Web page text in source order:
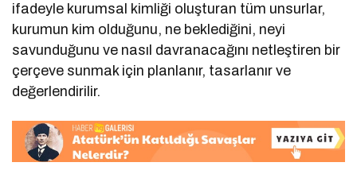
ifadeyle kurumsal kimliği oluşturan tüm unsurlar,
kurumun kim olduğunu, ne beklediğini, neyi
savunduğunu ve nasıl davranacağını netleştiren bir
çerçeve sunmak için planlanır, tasarlanır ve
değerlendirilir.